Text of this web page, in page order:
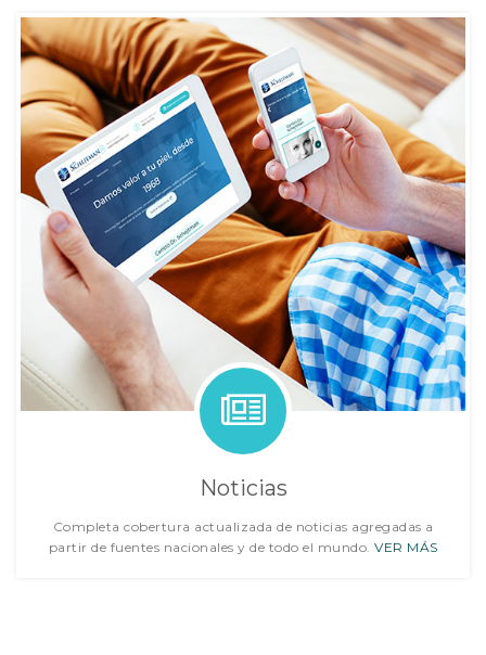
Noticias
Completa cobertura actualizada de noticias agregadas a
partir de fuentes nacionales y de todo el mundo. VER MÁS